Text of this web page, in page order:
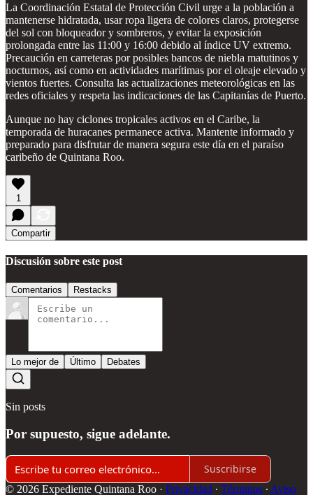
La Coordinación Estatal de Protección Civil urge a la población a
mantenerse hidratada, usar ropa ligera de colores claros, protegerse
del sol con bloqueador y sombreros, y evitar la exposición
prolongada entre las 11:00 y 16:00 debido al índice UV extremo.
Precaución en carreteras por posibles bancos de niebla matutinos y
nocturnos, así como en actividades marítimas por el oleaje elevado y
vientos fuertes. Consulta las actualizaciones meteorológicas en las
redes oficiales y respeta las indicaciones de las Capitanías de Puerto.
Aunque no hay ciclones tropicales activos en el Caribe, la
temporada de huracanes permanece activa. Mantente informado y
preparado para disfrutar de manera segura este día en el paraíso
caribeño de Quintana Roo.
1
Compartir
Discusión sobre este post
Comentarios Restacks
Lo mejor de Último Debates
Sin posts
Por supuesto, sigue adelante.
Suscribirse
© 2026 Expediente Quintana Roo · Privacidad ∙ Términos ∙ Aviso